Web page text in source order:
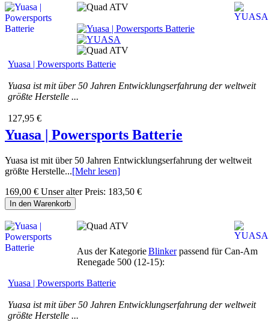
Yuasa | Powersports Batterie
Yuasa ist mit über 50 Jahren Entwicklungserfahrung der weltweit
größte Herstelle ...
127,95 €
Yuasa | Powersports Batterie
Yuasa ist mit über 50 Jahren Entwicklungserfahrung der weltweit
größte Herstelle...[Mehr lesen]
169,00 € Unser alter Preis: 183,50 €
In den Warenkorb
Yuasa | Powersports Batterie
Yuasa ist mit über 50 Jahren Entwicklungserfahrung der weltweit
größte Herstelle ...
Aus der KategorieBlinkerpassend für Can-Am
Renegade 500 (12-15):